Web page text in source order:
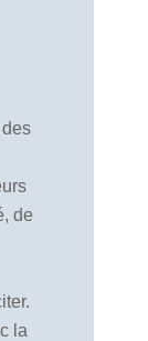
de
la